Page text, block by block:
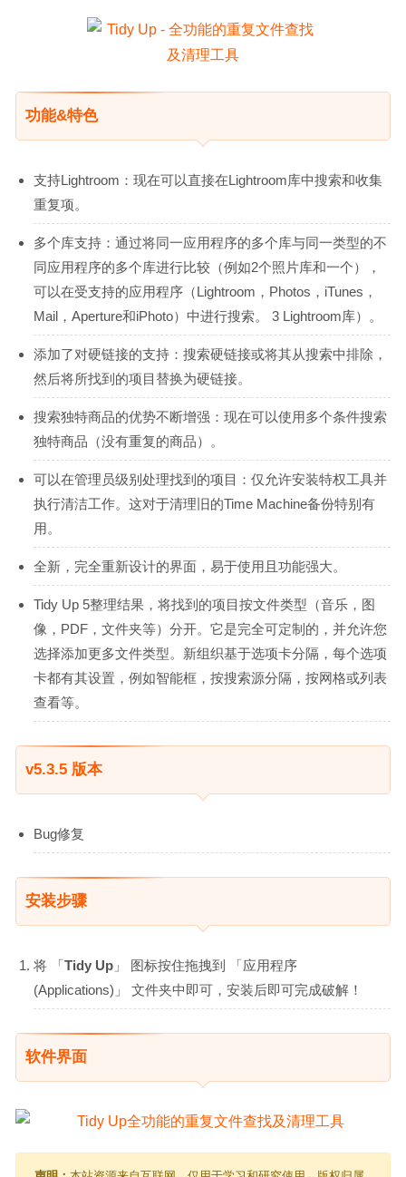
功能&特色
支持Lightroom：现在可以直接在Lightroom库中搜索和收集
重复项。
多个库支持：通过将同一应用程序的多个库与同一类型的不
同应用程序的多个库进行比较（例如2个照片库和一个），
可以在受支持的应用程序（Lightroom，Photos，iTunes，
Mail，Aperture和iPhoto）中进行搜索。 3 Lightroom库）。
添加了对硬链接的支持：搜索硬链接或将其从搜索中排除，
然后将所找到的项目替换为硬链接。
搜索独特商品的优势不断增强：现在可以使用多个条件搜索
独特商品（没有重复的商品）。
可以在管理员级别处理找到的项目：仅允许安装特权工具并
执行清洁工作。这对于清理旧的Time Machine备份特别有
用。
全新，完全重新设计的界面，易于使用且功能强大。
Tidy Up 5整理结果，将找到的项目按文件类型（音乐，图
像，PDF，文件夹等）分开。它是完全可定制的，并允许您
选择添加更多文件类型。新组织基于选项卡分隔，每个选项
卡都有其设置，例如智能框，按搜索源分隔，按网格或列表
查看等。
v5.3.5 版本
Bug修复
安装步骤
将 「Tidy Up 」 图标按住拖拽到 「应用程序
(Applications)」 文件夹中即可，安装后即可完成破解！
软件界面